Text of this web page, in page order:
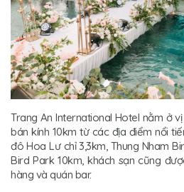
Trang An International Hotel nằm ở
bán kính 10km từ các địa điểm nổi
đô Hoa Lư chỉ 3,3km, Thung Nham
Bird Park 10km, khách sạn cũng
hàng và quán bar.